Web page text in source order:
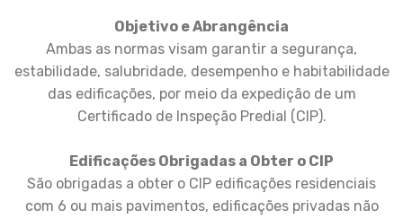
Objetivo e Abrangência
Ambas as normas visam garantir a segurança,
estabilidade, salubridade, desempenho e habitabilidade
das edificações, por meio da expedição de um
Certificado de Inspeção Predial (CIP).
Edificações Obrigadas a Obter o CIP
São obrigadas a obter o CIP edificações residenciais
com 6 ou mais pavimentos, edificações privadas não